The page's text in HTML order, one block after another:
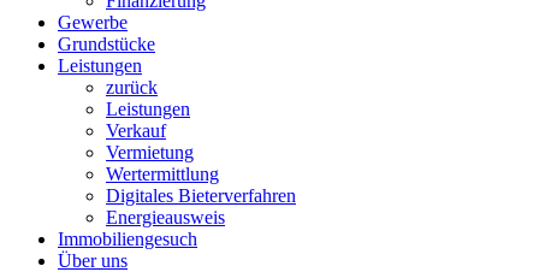
Gewerbe
Grundstücke
Leistungen
zurück
Leistungen
Verkauf
Vermietung
Wertermittlung
Digitales Bieterverfahren
Energieausweis
Immobiliengesuch
Über uns